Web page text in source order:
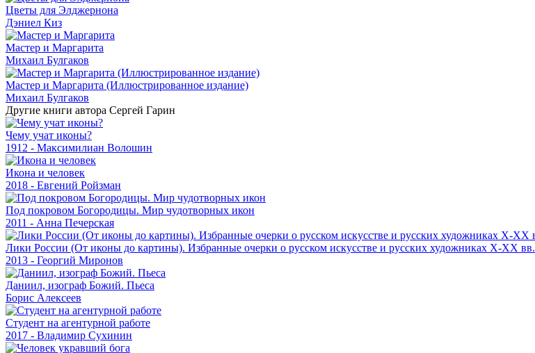
Цветы для Элджернона
Дэниел Киз
Мастер и Маргарита
Михаил Булгаков
Мастер и Маргарита (Иллюстрированное издание)
Михаил Булгаков
Другие книги автора Сергей Гарин
Чему учат иконы?
1912 - Максимилиан Волошин
Икона и человек
2018 - Евгений Ройзман
Под покровом Богородицы. Мир чудотворных икон
2011 - Анна Печерская
Лики России (От иконы до картины). Избранные очерки о русском искусстве и русских художниках Х-ХХ вв.
2013 - Георгий Миронов
Даниил, изограф Божий. Пьеса
Борис Алексеев
Студент на агентурной работе
2017 - Владимир Сухинин